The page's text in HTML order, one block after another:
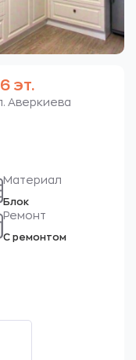
эт.
Аверкиева
Материал
Блок
Ремонт
С ремонтом